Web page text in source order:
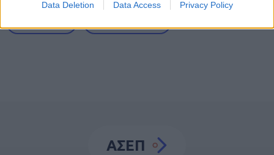
Data Deletion Data Access Privacy Policy
ΑΣΕΠ